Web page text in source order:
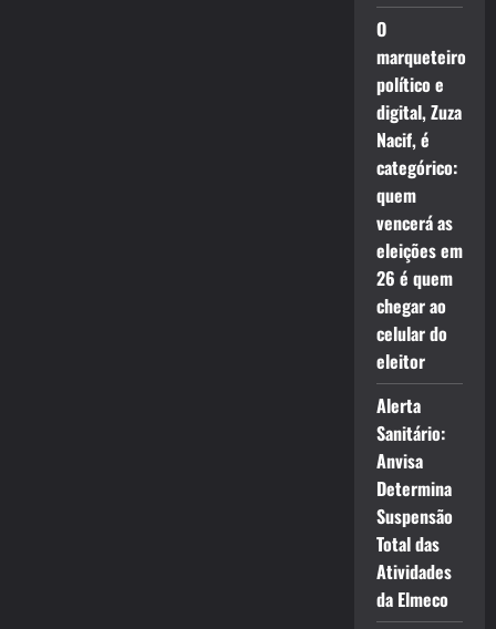
O
marqueteiro
político e
digital, Zuza
Nacif, é
categórico:
quem
vencerá as
eleições em
26 é quem
chegar ao
celular do
eleitor
Alerta
Sanitário:
Anvisa
Determina
Suspensão
Total das
Atividades
da Elmeco